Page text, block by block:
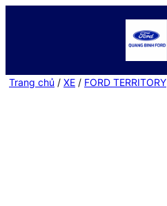
Trang chủ / XE / FORD TERRITORY